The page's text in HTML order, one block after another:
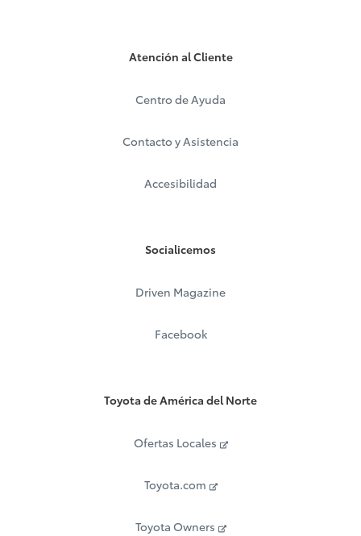
Atención al Cliente
Centro de Ayuda
Contacto y Asistencia
Accesibilidad
Socialicemos
Driven Magazine
Facebook
Toyota de América del Norte
Ofertas Locales
Toyota.com
Toyota Owners